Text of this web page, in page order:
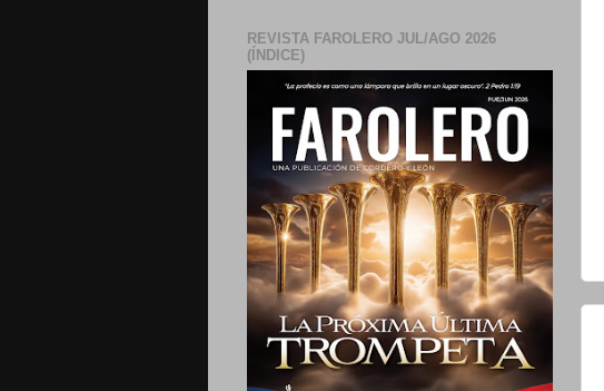
REVISTA FAROLERO JUL/AGO 2026
(ÍNDICE)